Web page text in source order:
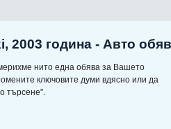
2003 година - Авто
нито една обява за Вашето
ключовите думи вдясно или да
търсене".